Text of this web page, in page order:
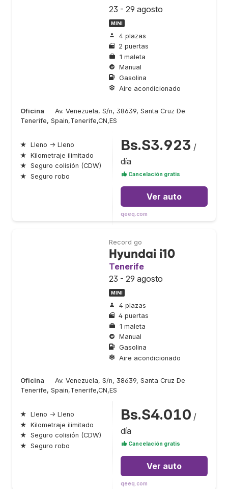
23 - 29 agosto
MINI
4 plazas
2 puertas
1 maleta
Manual
Gasolina
Aire acondicionado
Oficina
Av. Venezuela, S/n, 38639, Santa Cruz De
Tenerife, Spain,Tenerife,CN,ES
★ Lleno → Lleno
★ Kilometraje ilimitado
★ Seguro colisión (CDW)
★ Seguro robo
Bs.S3.923 /
día
Cancelación gratis
Ver auto
qeeq.com
Record go
Hyundai i10
Tenerife
23 - 29 agosto
MINI
4 plazas
4 puertas
1 maleta
Manual
Gasolina
Aire acondicionado
Oficina
Av. Venezuela, S/n, 38639, Santa Cruz De
Tenerife, Spain,Tenerife,CN,ES
★ Lleno → Lleno
★ Kilometraje ilimitado
★ Seguro colisión (CDW)
★ Seguro robo
Bs.S4.010 /
día
Cancelación gratis
Ver auto
qeeq.com